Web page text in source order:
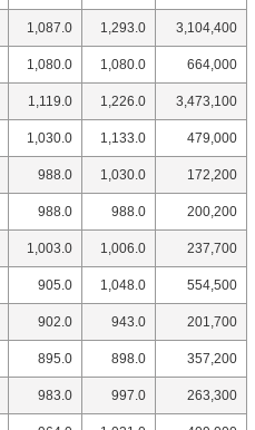
1,087.0 1,293.0 3,104,400
1,080.0 1,080.0 664,000
1,119.0 1,226.0 3,473,100
1,030.0 1,133.0 479,000
988.0 1,030.0 172,200
988.0 988.0 200,200
1,003.0 1,006.0 237,700
905.0 1,048.0 554,500
902.0 943.0 201,700
895.0 898.0 357,200
983.0 997.0 263,300